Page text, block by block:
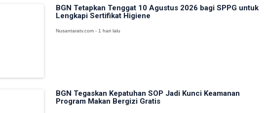
BGN Tetapkan Tenggat 10 Agustus 2026 bagi SPPG untuk
Lengkapi Sertifikat Higiene
Nusantaratv.com - 1 hari lalu
BGN Tegaskan Kepatuhan SOP Jadi Kunci Keamanan
Program Makan Bergizi Gratis